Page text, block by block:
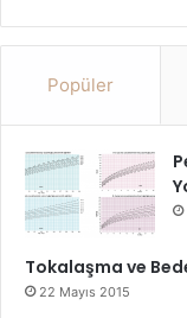
Renkleri’ni cesurca
Popüler
Tokalaşma ve
22 Mayıs 2015